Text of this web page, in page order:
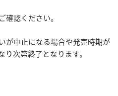
確認ください。
が中止になる場合や発売時期が
次第終了となります。